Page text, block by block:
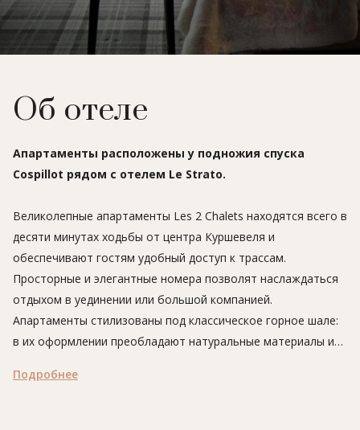
Об отеле
Апартаменты расположены у подножия спуска
Cospillot рядом с отелем Le Strato.
Великолепные апартаменты Les 2 Chalets находятся всего в
десяти минутах ходьбы от центра Куршевеля и
обеспечивают гостям удобный доступ к трассам.
Просторные и элегантные номера позволят наслаждаться
отдыхом в уединении или большой компанией.
Апартаменты стилизованы под классическое горное шале:
в их оформлении преобладают натуральные материалы и
горную панораму, от которой захватывает дух. В
Подробнее